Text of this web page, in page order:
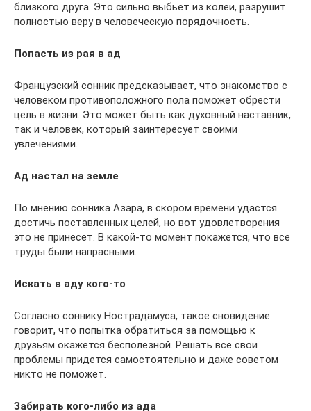
близкого друга. Это сильно выбьет из колеи, разрушит
полностью веру в человеческую порядочность.
Попасть из рая в ад
Французский сонник предсказывает, что знакомство с
человеком противоположного пола поможет обрести
цель в жизни. Это может быть как духовный наставник,
так и человек, который заинтересует своими
увлечениями.
Ад настал на земле
По мнению сонника Азара, в скором времени удастся
достичь поставленных целей, но вот удовлетворения
это не принесет. В какой-то момент покажется, что все
труды были напрасными.
Искать в аду кого-то
Согласно соннику Нострадамуса, такое сновидение
говорит, что попытка обратиться за помощью к
друзьям окажется бесполезной. Решать все свои
проблемы придется самостоятельно и даже советом
никто не поможет.
Забирать кого-либо из ада